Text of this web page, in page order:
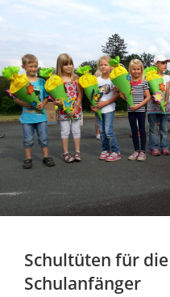
Schultüten für die
Schulanfänger